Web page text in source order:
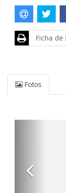
Ficha de
Fotos